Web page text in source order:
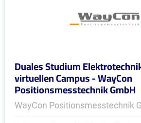
Duales Studium
virtuellen Campus - WayCon
Positionsmesstechnik GmbH
WayCon Positionsmesstechnik